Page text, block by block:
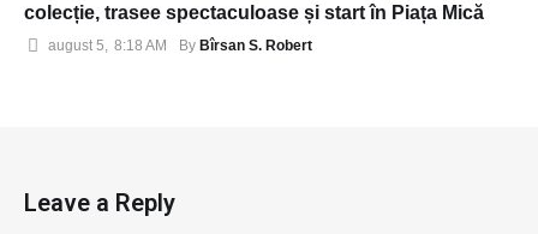
colecție, trasee spectaculoase și start în Piața Mică
august 5, 8:18 AM By Bîrsan S. Robert
Leave a Reply